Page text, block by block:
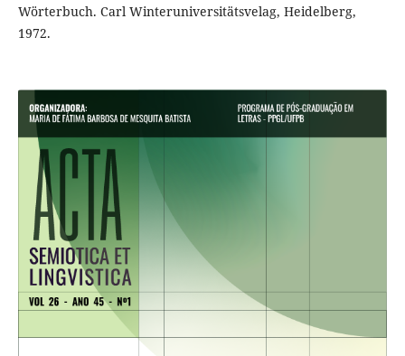
Wörterbuch. Carl Winteruniversitätsvelag, Heidelberg,
1972.